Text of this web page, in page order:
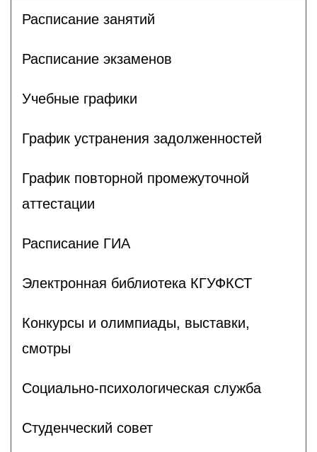
Расписание занятий
Расписание экзаменов
Учебные графики
График устранения задолженностей
График повторной промежуточной
аттестации
Расписание ГИА
Электронная библиотека КГУФКСТ
Конкурсы и олимпиады, выставки,
смотры
Социально-психологическая служба
Студенческий совет